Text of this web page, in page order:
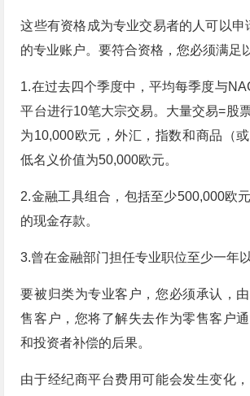
这些有资格成为专业交易者的人可以申
的专业账户。要符合资格，您必须满足
1.在过去四个季度中，平均每季度与
平台进行10笔大宗交易。大量交易=股
为10,000欧元，外汇，指数和商品（
低名义价值为50,000欧元。
2.金融工具组合，包括至少500,000欧
的现金存款。
3.曾在金融部门担任专业职位至少一年以
要被归类为专业客户，您必须承认，
售客户，您将了解失去作为零售客户
和投资者补偿的后果。
由于经纪商平台费用可能会发生变化